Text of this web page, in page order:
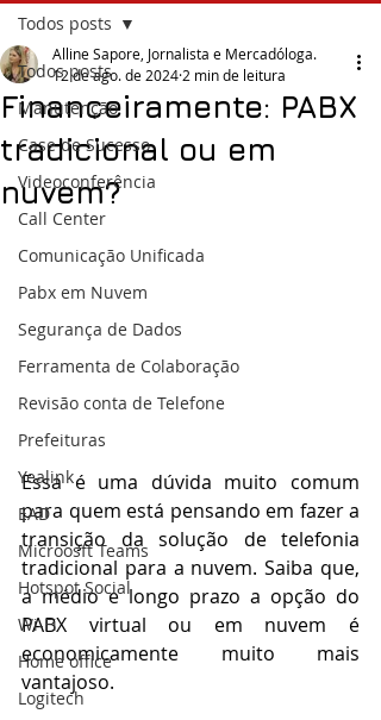
Todos posts
Manutenção
Case de Sucesso
Videoconferência
Call Center
Comunicação Unificada
Pabx em Nuvem
Segurança de Dados
Ferramenta de Colaboração
Revisão conta de Telefone
Prefeituras
Yealink
EAD
Microosft Teams
Hotspot Social
Wi-Fi
Home office
Logitech
Todos posts
Financeiramente: PABX
tradicional ou em
nuvem?
Alline Sapore, Jornalista e Mercadóloga.
12 de ago. de 2024 2 min de leitura
Essa é uma dúvida muito comum
para quem está pensando em fazer a
transição da solução de telefonia
tradicional para a nuvem. Saiba que,
a médio e longo prazo a opção do
PABX virtual ou em nuvem é
economicamente muito mais
vantajoso.